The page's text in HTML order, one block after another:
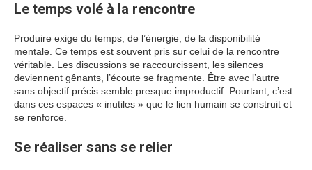
Le temps volé à la rencontre
Produire exige du temps, de l’énergie, de la disponibilité
mentale. Ce temps est souvent pris sur celui de la rencontre
véritable. Les discussions se raccourcissent, les silences
deviennent gênants, l’écoute se fragmente. Être avec l’autre
sans objectif précis semble presque improductif. Pourtant, c’est
dans ces espaces « inutiles » que le lien humain se construit et
se renforce.
Se réaliser sans se relier